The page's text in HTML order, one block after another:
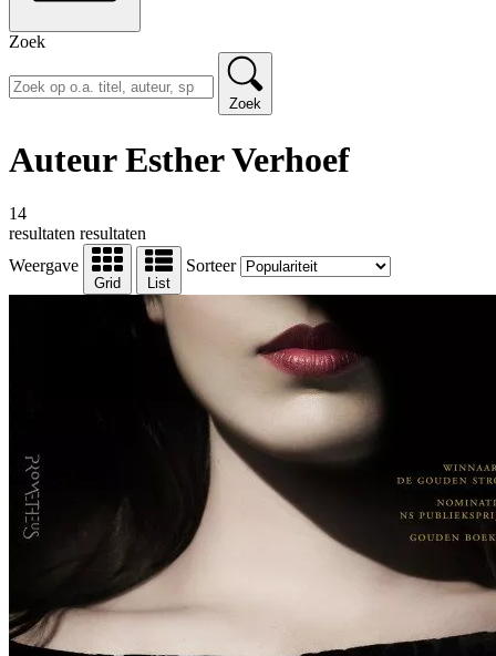
Zoek
Zoek
Auteur Esther Verhoef
14
resultaten resultaten
Weergave
Grid List
Sorteer